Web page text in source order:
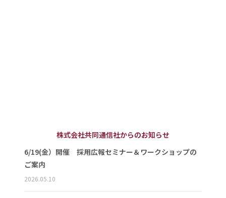
株式会社共同通信社からのお知らせ
6/19(金）開催 採用広報セミナー＆ワークショップの
ご案内
2026.05.10